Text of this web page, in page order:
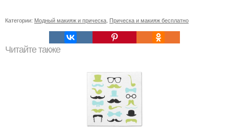
Категории: Модный макияж и прическа Прическа и макияж бесплатно
Читайте также